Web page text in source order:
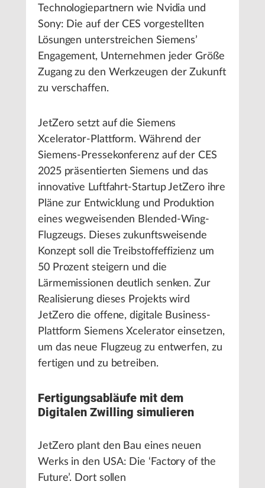
Technologiepartnern wie Nvidia und
Sony: Die auf der CES vorgestellten
Lösungen unterstreichen Siemens’
Engagement, Unternehmen jeder Größe
Zugang zu den Werkzeugen der Zukunft
zu verschaffen.
JetZero setzt auf die Siemens
Xcelerator-Plattform. Während der
Siemens-Pressekonferenz auf der CES
2025 präsentierten Siemens und das
innovative Luftfahrt-Startup JetZero ihre
Pläne zur Entwicklung und Produktion
eines wegweisenden Blended-Wing-
Flugzeugs. Dieses zukunftsweisende
Konzept soll die Treibstoffeffizienz um
50 Prozent steigern und die
Lärmemissionen deutlich senken. Zur
Realisierung dieses Projekts wird
JetZero die offene, digitale Business-
Plattform Siemens Xcelerator einsetzen,
um das neue Flugzeug zu entwerfen, zu
fertigen und zu betreiben.
Fertigungsabläufe mit dem
Digitalen Zwilling simulieren
JetZero plant den Bau eines neuen
Werks in den USA: Die ‘Factory of the
Future’. Dort sollen